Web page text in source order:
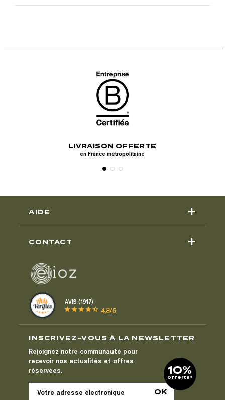
LIVRAISON OFFERTE
en France métropolitaine
AIDE +
CONTACT +
AVIS (1917)
starstarstarstarstar_half 4,8/5
INSCRIVEZ-VOUS À LA NEWSLETTER
Rejoignez notre communauté pour
recevoir nos actualités et offres
réservées.
10%
offerts*